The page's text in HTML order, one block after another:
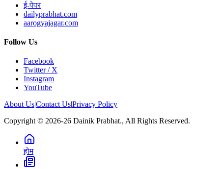
ई-पेपर
dailyprabhat.com
aarogyajagar.com
Follow Us
Facebook
Twitter / X
Instagram
YouTube
About Us|Contact Us|Privacy Policy
Copyright © 2026-26 Dainik Prabhat., All Rights Reserved.
होम